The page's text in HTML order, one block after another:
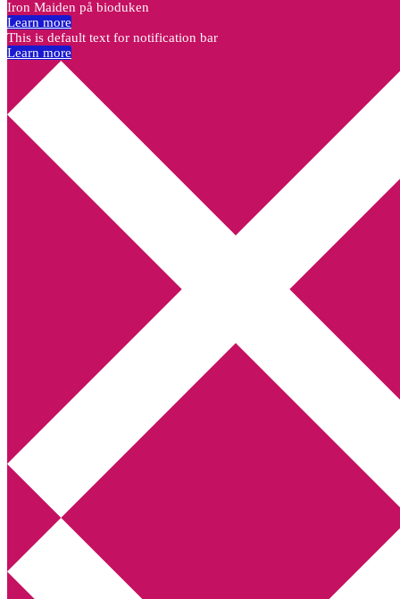
Annikas litteratur- och kulturblogg
Deckare, kriminalromaner, thrillers
Iron Maiden på bioduken
Learn more
This is default text for notification bar
Learn more